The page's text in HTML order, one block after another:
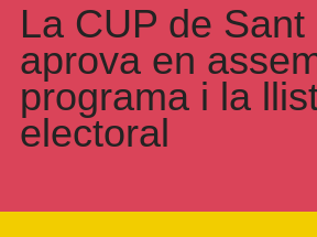
La CUP de Sant
aprova en
programa i la
electoral